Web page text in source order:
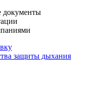
документы
защиты дыхания